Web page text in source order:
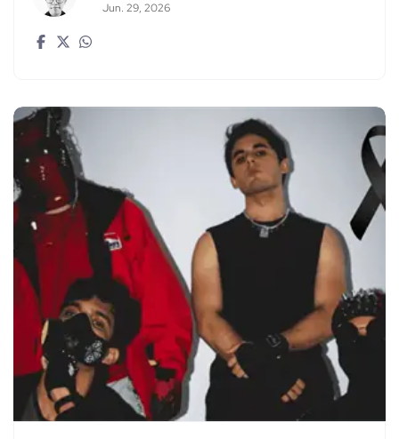
Jun. 29, 2026